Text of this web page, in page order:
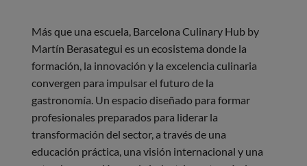
Más que una escuela, Barcelona Culinary Hub by
Martín Berasategui es un ecosistema donde la
formación, la innovación y la excelencia culinaria
convergen para impulsar el futuro de la
gastronomía. Un espacio diseñado para formar
profesionales preparados para liderar la
transformación del sector, a través de una
educación práctica, una visión internacional y una